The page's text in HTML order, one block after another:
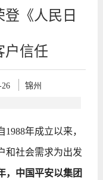
《人民日
户信任
26 锦州
年成立以来，
和社会需求为出发
，中国平安以集团